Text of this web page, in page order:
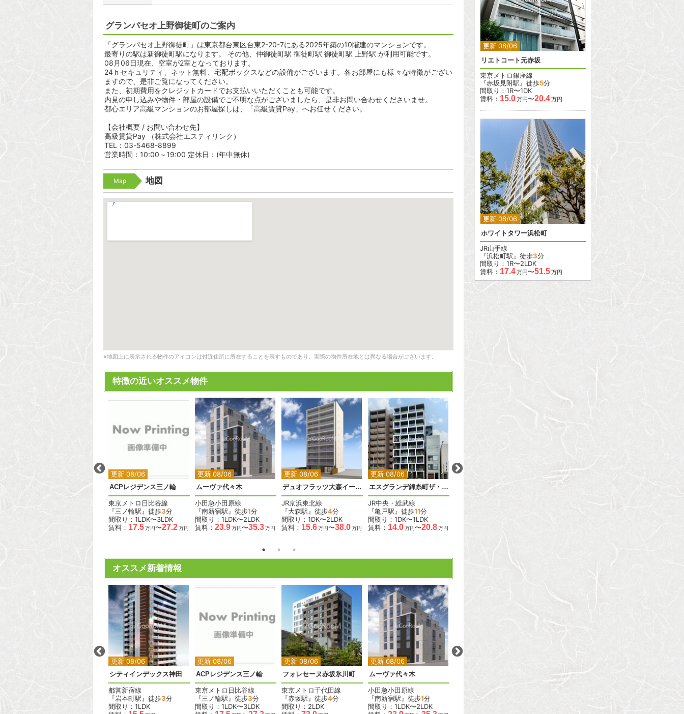
グランパセオ上野御徒町のご案内
「グランパセオ上野御徒町」は東京都台東区台東2-20-7にある2025年築の10階建のマンションです。
最寄りの駅は新御徒町駅になります。 その他、仲御徒町駅 御徒町駅 御徒町駅 上野駅 が利用可能です。
08月06日現在、空室が2室となっております。
24ｈセキュリティ、ネット無料、宅配ボックスなどの設備がございます。各お部屋にも様々な特徴がござい
ますので、是非ご覧になってください。
また、初期費用をクレジットカードでお支払いいただくことも可能です。
内見の申し込みや物件・部屋の設備でご不明な点がございましたら、是非お問い合わせくださいませ。
都心エリア高級マンションのお部屋探しは、「高級賃貸Pay」へお任せください。
【会社概要 / お問い合わせ先】
高級賃貸Pay （株式会社エスティリンク）
TEL：03-5468-8899
営業時間：10:00～19:00 定休日：(年中無休)
Map 地図
※地図上に表示される物件のアイコンは付近住所に所在することを表すものであり、実際の物件所在地とは異なる場合がございます。
特徴の近いオススメ物件
更新 08/06
2
ACPレジデンス三ノ輪
東京メトロ日比谷線
『三ノ輪駅』徒歩3分
間取り：1LDK〜3LDK
賃料： 17.5万円〜27.2万円
更新 08/06
2
ムーヴァ代々木
小田急小田原線
『南新宿駅』徒歩1分
間取り：1LDK〜2LDK
賃料： 23.9万円〜35.3万円
更新 08/06
2
デュオフラッツ大森イースト
JR京浜東北線
『大森駅』徒歩4分
間取り：1DK〜2LDK
賃料： 15.6万円〜38.0万円
更新 08/06
2
エスグランデ錦糸町ザ・クラス
JR中央・総武線
『亀戸駅』徒歩11分
間取り：1DK〜1LDK
賃料： 14.0万円〜20.8万円
更新 08/06
ビューテラス茗荷谷
更新 08/06
ディームス中野富士見町
東京メトロ丸ノ内線
『中野富士見町駅』徒歩 8
オススメ新着情報
『駒沢大学駅』徒歩
更新 08/06
2
シティインデックス神田
都営新宿線
『岩本町駅』徒歩3分
間取り：1LDK
更新 08/06
2
ACPレジデンス三ノ輪
東京メトロ日比谷線
『三ノ輪駅』徒歩3分
間取り：1LDK〜3LDK
更新 08/06
2
フォレセーヌ赤坂氷川町
東京メトロ千代田線
『赤坂駅』徒歩4分
間取り：2LDK
更新 08/06
2
ムーヴァ代々木
小田急小田原線
『南新宿駅』徒歩1分
間取り：1LDK〜2LDK
『日暮里駅』徒歩
ウィルローズ月島テラス
4
更新 08/06
2 2
リエトコート元赤坂
東京メトロ銀座線
『赤坂見附駅』徒歩5分
間取り：1R〜1DK
賃料： 15.0万円〜20.4万円
更新 08/06
2 2
ホワイトタワー浜松町
JR山手線
『浜松町駅』徒歩3分
間取り：1R〜2LDK
賃料： 17.4万円〜51.5万円